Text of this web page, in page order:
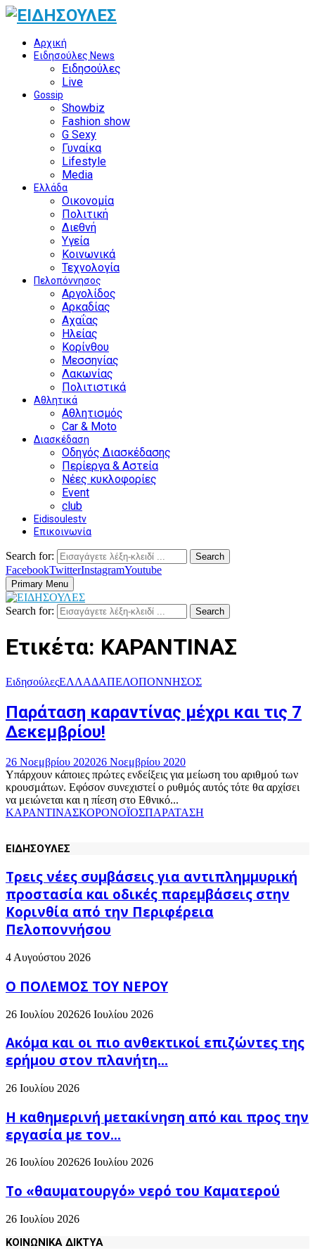
Αρχική
Ειδησούλες News
Ειδησούλες
Live
Gossip
Showbiz
Fashion show
G Sexy
Γυναίκα
Lifestyle
Media
Ελλάδα
Οικονομία
Πολιτική
Διεθνή
Υγεία
Κοινωνικά
Τεχνολογία
Πελοπόννησος
Αργολίδος
Αρκαδίας
Αχαΐας
Ηλείας
Κορίνθου
Μεσσηνίας
Λακωνίας
Πολιτιστικά
Αθλητικά
Αθλητισμός
Car & Moto
Διασκέδαση
Οδηγός Διασκέδασης
Περίεργα & Αστεία
Νέες κυκλοφορίες
Event
club
Eidisoulestv
Επικοινωνία
Search for: Search
FacebookTwitterInstagramYoutube
Primary Menu
Search for: Search
Ετικέτα: ΚΑΡΑΝΤΙΝΑΣ
ΕιδησούλεςΕΛΛΑΔΑΠΕΛΟΠΟΝΝΗΣΟΣ
Παράταση καραντίνας μέχρι και τις 7
Δεκεμβρίου!
26 Νοεμβρίου 202026 Νοεμβρίου 2020
Υπάρχουν κάποιες πρώτες ενδείξεις για μείωση του αριθμού των
κρουσμάτων. Εφόσον συνεχιστεί ο ρυθμός αυτός τότε θα αρχίσει
να μειώνεται και η πίεση στο Εθνικό...
ΚΑΡΑΝΤΙΝΑΣΚΟΡΟΝΟΪΟΣΠΑΡΑΤΑΣΗ
ΕΙΔΗΣΟΥΛΕΣ
Τρεις νέες συμβάσεις για αντιπλημμυρική
προστασία και οδικές παρεμβάσεις στην
Κορινθία από την Περιφέρεια
Πελοποννήσου
4 Αυγούστου 2026
Ο ΠΟΛΕΜΟΣ ΤΟΥ ΝΕΡΟΥ
26 Ιουλίου 202626 Ιουλίου 2026
Ακόμα και οι πιο ανθεκτικοί επιζώντες της
ερήμου στον πλανήτη...
26 Ιουλίου 2026
H καθημερινή μετακίνηση από και προς την
εργασία με τον...
26 Ιουλίου 202626 Ιουλίου 2026
Το «θαυματουργό» νερό του Καματερού
26 Ιουλίου 2026
ΚΟΙΝΩΝΙΚΑ ΔΙΚΤΥΑ